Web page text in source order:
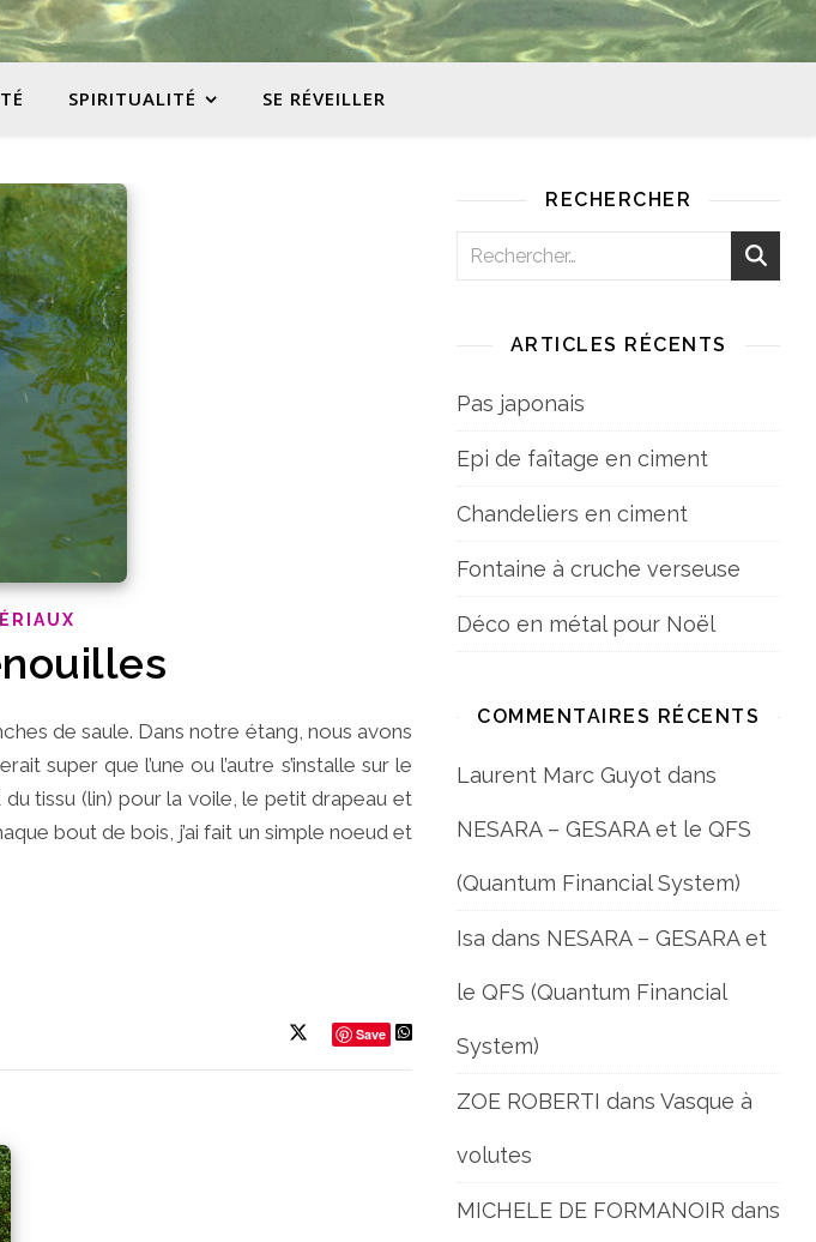
SPIRITUALITÉ SE RÉVEILLER
de saule. Dans notre étang, nous avons
super que l’une ou l’autre s’installe sur le
tissu (lin) pour la voile, le petit drapeau et
bout de bois, j’ai fait un simple noeud et
Save
RECHERCHER
ARTICLES RÉCENTS
Pas japonais
Epi de faîtage en ciment
Chandeliers en ciment
Fontaine à cruche verseuse
Déco en métal pour Noël
COMMENTAIRES RÉCENTS
Laurent Marc Guyot dans
NESARA – GESARA et le QFS
(Quantum Financial System)
Isa dans NESARA – GESARA et
le QFS (Quantum Financial
System)
ZOE ROBERTI dans Vasque à
volutes
MICHELE DE FORMANOIR dans